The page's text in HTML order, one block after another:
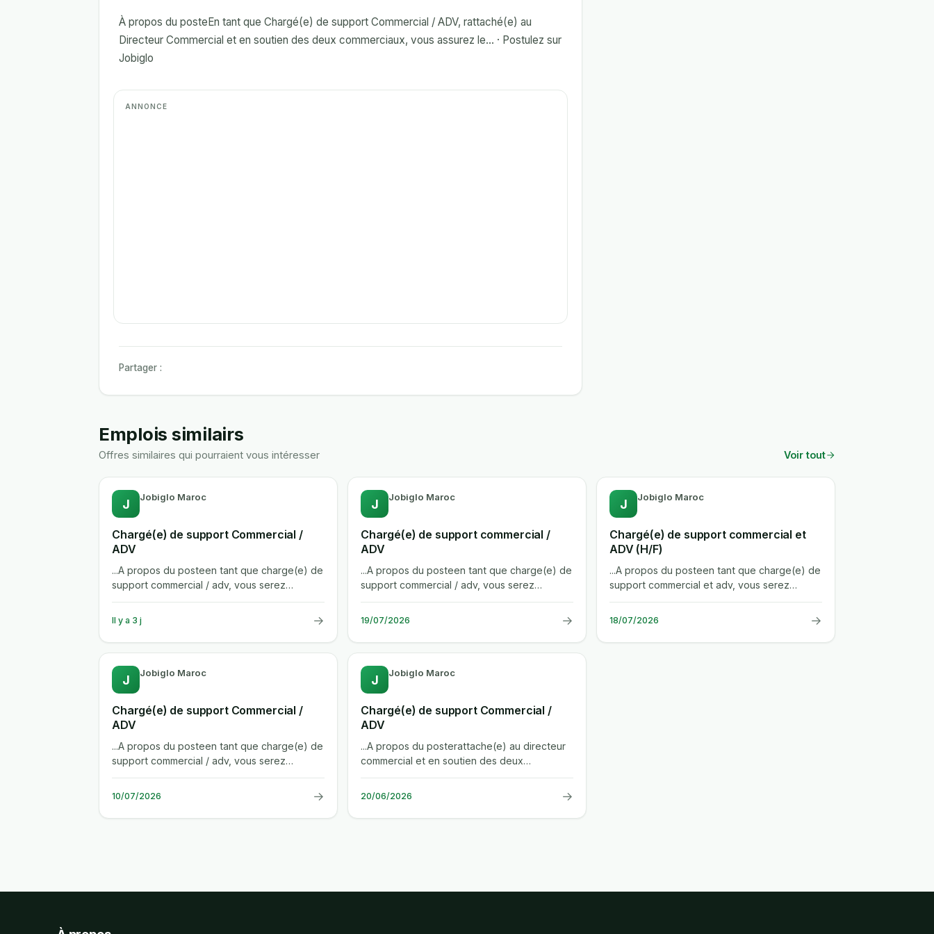
À propos du posteEn tant que Chargé(e) de support Commercial / ADV, rattaché(e) au
Directeur Commercial et en soutien des deux commerciaux, vous assurez le... · Postulez sur
Jobiglo
Partager :
Emplois similairs
Offres similaires qui pourraient vous intéresser Voir tout
J Jobiglo Maroc
Chargé(e) de support Commercial /
ADV
...A propos du posteen tant que charge(e) de
support commercial / adv, vous serez
rattache(e) au directeur commercial et...
Il y a 3 j →
J Jobiglo Maroc
Chargé(e) de support commercial /
ADV
...A propos du posteen tant que charge(e) de
support commercial / adv, vous serez
rattache(e) au directeur commercial et...
19/07/2026 →
J Jobiglo Maroc
Chargé(e) de support commercial et
ADV (H/F)
...A propos du posteen tant que charge(e) de
support commercial et adv, vous serez
rattache(e) au directeur commercial et...
18/07/2026 →
J Jobiglo Maroc
Chargé(e) de support Commercial /
ADV
...A propos du posteen tant que charge(e) de
support commercial / adv, vous serez
rattache(e) au directeur commercial et...
10/07/2026 →
J Jobiglo Maroc
Chargé(e) de support Commercial /
ADV
...A propos du posterattache(e) au directeur
commercial et en soutien des deux
commerciaux, vous assurez le bon...
20/06/2026 →